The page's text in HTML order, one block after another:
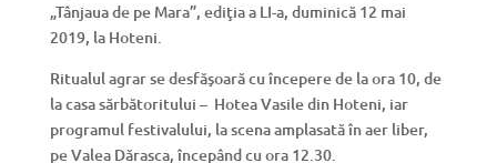
„Tânjaua de pe Mara”, ediţia a LI-a, duminică 12 mai
2019, la Hoteni.
Ritualul agrar se desfăşoară cu începere de la ora 10, de
la casa sărbătoritului – Hotea Vasile din Hoteni, iar
programul festivalului, la scena amplasată în aer liber,
pe Valea Dărasca, începând cu ora 12.30.